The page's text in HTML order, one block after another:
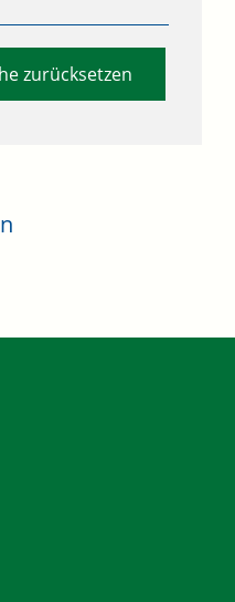
zurücksetzen